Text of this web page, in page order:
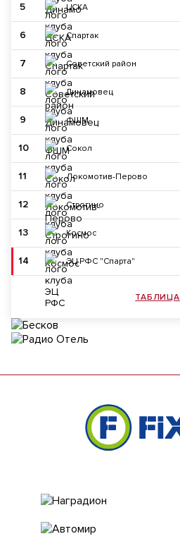
5 ЦСКА
6 Спартак
7 Советский район
8 Динамовец
9 ФШМ
10 Сокол
11 Локомотив-Перово
12 Строгино
13 Космос
14 ЭЦ РФС "Спарта"
ТАБЛИЦА